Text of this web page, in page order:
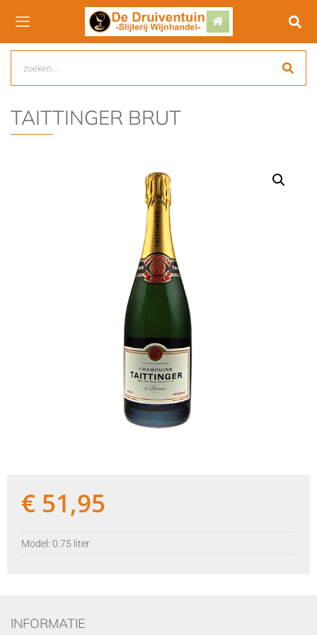
TAITTINGER BRUT
€ 51,95
Model: 0.75 liter
INFORMATIE